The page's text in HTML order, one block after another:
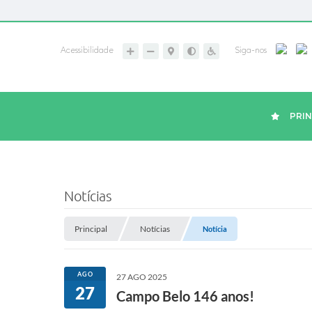
Acessibilidade Siga-nos
Notícias
Principal Notícias Notícia
AGO
27
27 AGO 2025
Campo Belo 146 anos!